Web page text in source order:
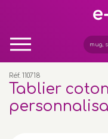
Réf. 110718
Tablier